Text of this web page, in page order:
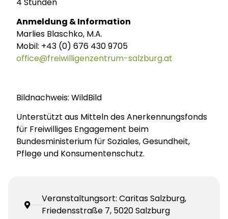
Anmeldung & Information
Marlies Blaschko, M.A.
Mobil: +43 (0) 676 430 9705
office@freiwilligenzentrum-salzburg.at
Bildnachweis: WildBild
Unterstützt aus Mitteln des Anerkennungsfonds
für Freiwilliges Engagement beim
Bundesministerium für Soziales, Gesundheit,
Pflege und Konsumentenschutz.
Veranstaltungsort: Caritas Salzburg,
Friedensstraße 7, 5020 Salzburg